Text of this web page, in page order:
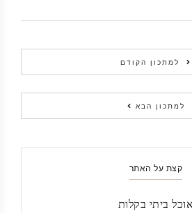
למתכון הקודם
למתכון הבא
קצת על האתר
אוכל ביתי בקלות